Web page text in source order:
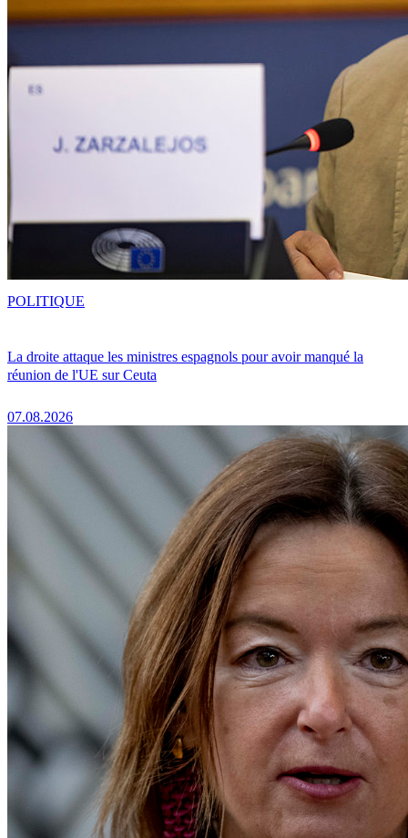
La droite attaque les ministres espagnols pour avoir manqué la
réunion de l'UE sur Ceuta
07.08.2026
POLITIQUE